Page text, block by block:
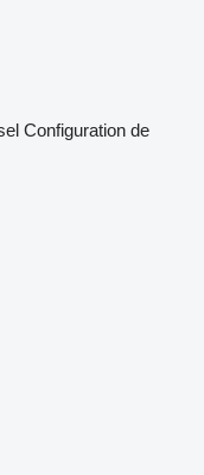
Configuration de